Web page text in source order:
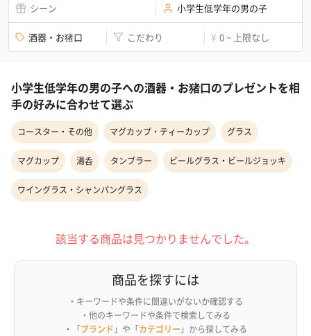
シーン 小学生低学年の男の子
酒器・お猪口 こだわり ¥ 0 ~ 上限なし
小学生低学年の男の子への酒器・お猪口のプレゼントを相
手の好みに合わせて選ぶ
コースター・その他 マグカップ・ティーカップ グラス
マグカップ 湯呑 タンブラー ビールグラス・ビールジョッキ
ワイングラス・シャンパングラス
該当する商品は見つかりませんでした。
商品を探すには
・キーワードや条件に間違いがないか確認する
・他のキーワードや条件で検索してみる
・「ブランド 」や「カテゴリー 」から探してみる